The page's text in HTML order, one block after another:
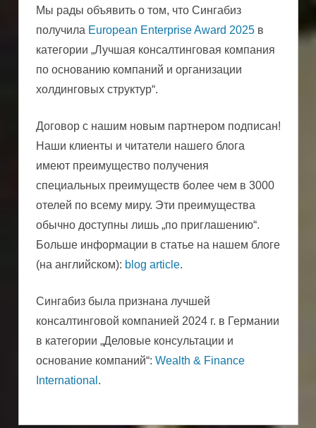
Мы рады объявить о том, что Сингабиз
получила European Enterprise Award 2025в
категории „Лучшая консалтинговая компания
по основанию компаний и организации
холдинговых структур“.
Договор с нашим новым партнером подписан!
Наши клиенты и читатели нашего блога
имеют преимущество получения
специальных преимуществ более чем в 3000
отелей по всему миру. Эти преимущества
обычно доступны лишь „по приглашению“.
Больше информации в статье на нашем блоге
(на английском): blog article.
Сингабиз была признана лучшей
консалтинговой компанией 2024 г. в Германии
в категории „Деловые консультации и
основание компаний“: Wealth & Finance
International .